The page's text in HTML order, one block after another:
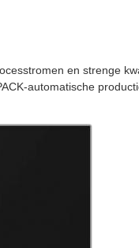
en strenge
automatische